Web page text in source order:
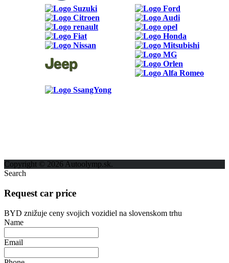
Copyright © 2026 Autoolymp.sk.
Search
Request car price
BYD znižuje ceny svojich vozidiel na slovenskom trhu
Name
Email